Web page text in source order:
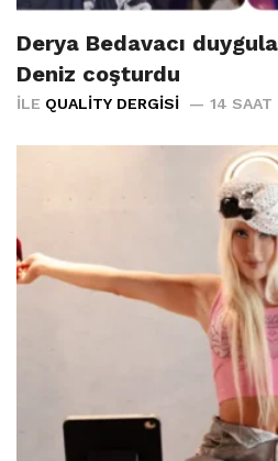
Derya Bedavacı
Deniz coşturdu
İLE QUALITY DERGISI 14 SAAT